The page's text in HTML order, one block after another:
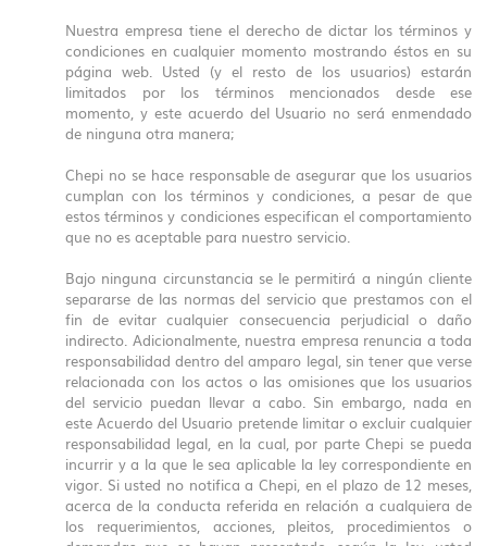
Nuestra empresa tiene el derecho de dictar los términos y
condiciones en cualquier momento mostrando éstos en su
página web. Usted (y el resto de los usuarios) estarán
limitados por los términos mencionados desde ese
momento, y este acuerdo del Usuario no será enmendado
de ninguna otra manera;
Chepi no se hace responsable de asegurar que los usuarios
cumplan con los términos y condiciones, a pesar de que
estos términos y condiciones especifican el comportamiento
que no es aceptable para nuestro servicio.
Bajo ninguna circunstancia se le permitirá a ningún cliente
separarse de las normas del servicio que prestamos con el
fin de evitar cualquier consecuencia perjudicial o daño
indirecto. Adicionalmente, nuestra empresa renuncia a toda
responsabilidad dentro del amparo legal, sin tener que verse
relacionada con los actos o las omisiones que los usuarios
del servicio puedan llevar a cabo. Sin embargo, nada en
este Acuerdo del Usuario pretende limitar o excluir cualquier
responsabilidad legal, en la cual, por parte Chepi se pueda
incurrir y a la que le sea aplicable la ley correspondiente en
vigor. Si usted no notifica a Chepi, en el plazo de 12 meses,
acerca de la conducta referida en relación a cualquiera de
los requerimientos, acciones, pleitos, procedimientos o